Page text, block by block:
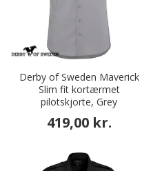
Derby of Sweden Maverick
Slim fit kortærmet
pilotskjorte, Grey
419,00 kr.